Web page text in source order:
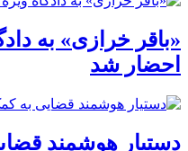
«باقر خرازی» به
احضار شد
دستیار هوشمند